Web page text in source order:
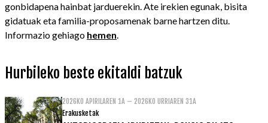
gonbidapena hainbat jarduerekin. Ate irekien egunak, bisita
gidatuak eta familia-proposamenak barne hartzen ditu.
Informazio gehiago hemen.
Hurbileko beste ekitaldi batzuk
2026KO APIRILAREN 1A – 2026KO URRIAREN 31A
Erakusketak